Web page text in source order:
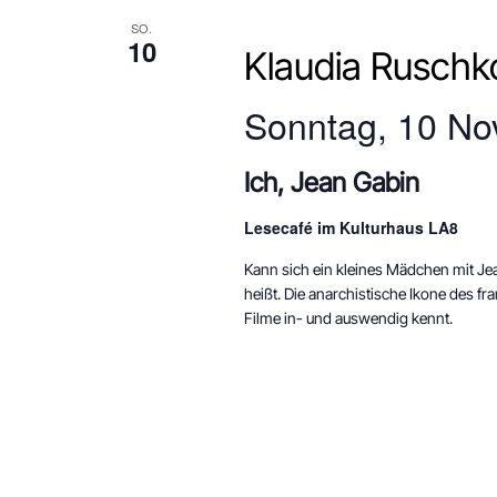
gefilterten
SO.
10
Sonntag, 10
Ich, Jean Gabin
Klaudia
Lesecafé im Kulturhaus LA8
Kann sich ein kleines Mädchen mit
heißt. Die anarchistische Ikone des
Filme in- und auswendig kennt.